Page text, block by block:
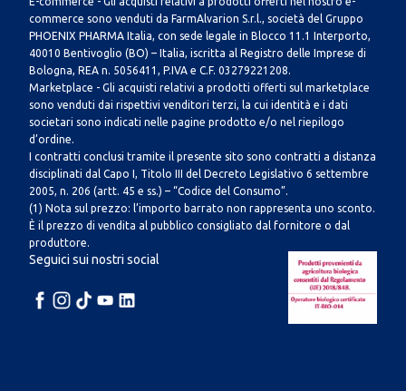
commerce sono venduti da FarmAlvarion S.r.l., società del Gruppo
PHOENIX PHARMA Italia, con sede legale in Blocco 11.1 Interporto,
40010 Bentivoglio (BO) – Italia, iscritta al Registro delle Imprese di
Bologna, REA n. 5056411, P.IVA e C.F. 03279221208.
Marketplace - Gli acquisti relativi a prodotti offerti sul marketplace
sono venduti dai rispettivi venditori terzi, la cui identità e i dati
societari sono indicati nelle pagine prodotto e/o nel riepilogo
d’ordine.
I contratti conclusi tramite il presente sito sono contratti a distanza
disciplinati dal Capo I, Titolo III del Decreto Legislativo 6 settembre
2005, n. 206 (artt. 45 e ss.) – “Codice del Consumo”.
(1) Nota sul prezzo: l’importo barrato non rappresenta uno sconto.
È il prezzo di vendita al pubblico consigliato dal fornitore o dal
produttore.
Seguici sui nostri social